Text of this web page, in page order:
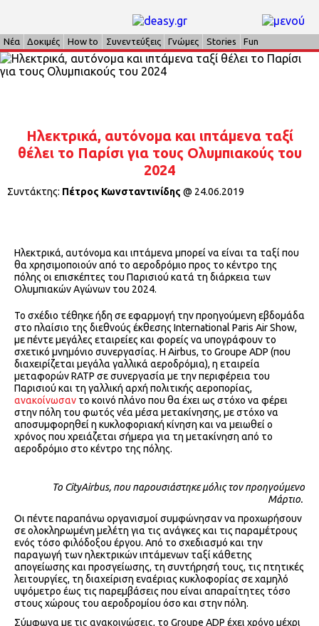
Νέα Δοκιμές How to Συνεντεύξεις Γνώμες Stories Fun
Ηλεκτρικά, αυτόνομα και ιπτάμενα ταξί
θέλει το Παρίσι για τους Ολυμπιακούς του
2024
Συντάκτης: Πέτρος Κωνσταντινίδης @ 24.06.2019
Ηλεκτρικά, αυτόνομα και ιπτάμενα μπορεί να είναι τα ταξί που
θα χρησιμοποιούν από το αεροδρόμιο προς το κέντρο της
πόλης οι επισκέπτες του Παρισιού κατά τη διάρκεια των
Ολυμπιακών Αγώνων του 2024.
Το σχέδιο τέθηκε ήδη σε εφαρμογή την προηγούμενη εβδομάδα
στο πλαίσιο της διεθνούς έκθεσης International Paris Air Show,
με πέντε μεγάλες εταιρείες και φορείς να υπογράφουν το
σχετικό μνημόνιο συνεργασίας. H Airbus, το Groupe ADP (που
διαχειρίζεται μεγάλα γαλλικά αεροδρόμια), η εταιρεία
μεταφορών RATP σε συνεργασία με την περιφέρεια του
Παρισιού και τη γαλλική αρχή πολιτικής αεροπορίας,
ανακοίνωσαν το κοινό πλάνο που θα έχει ως στόχο να φέρει
στην πόλη του φωτός νέα μέσα μετακίνησης, με στόχο να
αποσυμφορηθεί η κυκλοφοριακή κίνηση και να μειωθεί ο
χρόνος που χρειάζεται σήμερα για τη μετακίνηση από το
αεροδρόμιο στο κέντρο της πόλης.
To CityAirbus, που παρουσιάστηκε μόλις τον προηγούμενο
Μάρτιο.
Οι πέντε παραπάνω οργανισμοί συμφώνησαν να προχωρήσουν
σε ολοκληρωμένη μελέτη για τις ανάγκες και τις παραμέτρους
ενός τόσο φιλόδοξου έργου. Από το σχεδιασμό και την
παραγωγή των ηλεκτρικών ιπτάμενων ταξί κάθετης
απογείωσης και προσγείωσης, τη συντήρησή τους, τις πτητικές
λειτουργίες, τη διαχείριση εναέριας κυκλοφορίας σε χαμηλό
υψόμετρο έως τις παρεμβάσεις που είναι απαραίτητες τόσο
στους χώρους του αεροδρομίου όσο και στην πόλη.
Σύμφωνα με τις ανακοινώσεις, τo Groupe ADP έχει χρόνο μέχρι